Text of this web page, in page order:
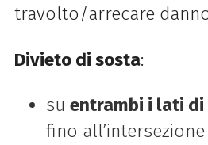
travolto/arrecare
Divieto di sosta:
su entrambi i lati
fino